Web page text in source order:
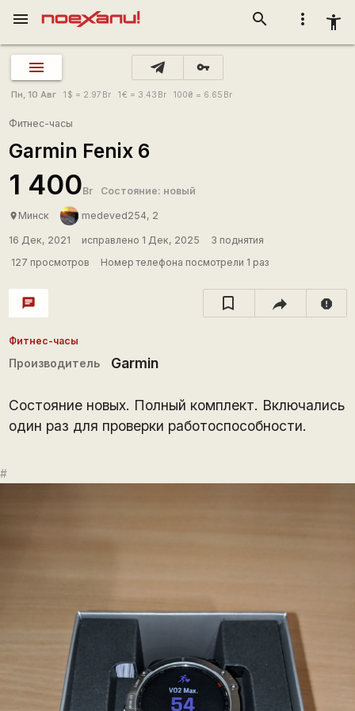
more_vert accessibility_new
search
menu
vpn_key
Пн, 10 Авг 1 $ = 2.97 Br 1€ = 3.43 Br 100₴ = 6.65 Br
Фитнес-часы
Garmin Fenix 6
1 400Br Состояние: новый
place Минск medeved254, 2
16 Дек, 2021 исправлено 1 Дек, 2025
3 поднятия
127 просмотров
Номер телефона посмотрели 1 раз
chat report
Фитнес-часы
Производитель Garmin
Состояние новых. Полный комплект. Включались
один раз для проверки работоспособности.
#